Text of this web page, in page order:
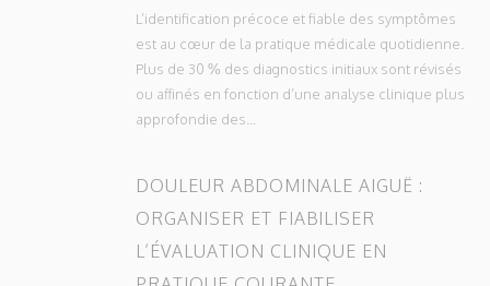
L’identification précoce et fiable des symptômes
est au cœur de la pratique médicale quotidienne.
Plus de 30 % des diagnostics initiaux sont révisés
ou affinés en fonction d’une analyse clinique plus
approfondie des...
DOULEUR ABDOMINALE AIGUË :
ORGANISER ET FIABILISER
L’ÉVALUATION CLINIQUE EN